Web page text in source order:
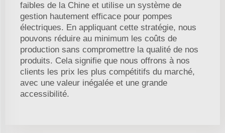
faibles de la Chine et utilise un système de
gestion hautement efficace pour pompes
électriques. En appliquant cette stratégie, nous
pouvons réduire au minimum les coûts de
production sans compromettre la qualité de nos
produits. Cela signifie que nous offrons à nos
clients les prix les plus compétitifs du marché,
avec une valeur inégalée et une grande
accessibilité.